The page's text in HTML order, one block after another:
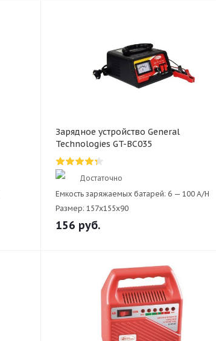
Зарядное устройство General
Technologies GT-BC035
Достаточно
Емкость заряжаемых батарей: 6 — 100 A/H
Размер: 157х155x90
156 руб.